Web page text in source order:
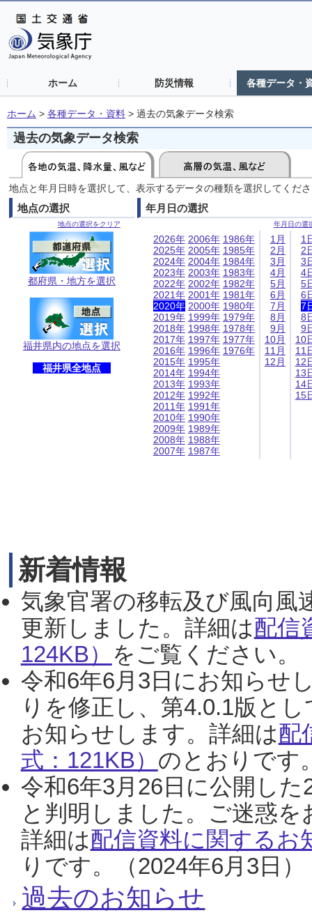
ホーム 防災情報 各種データ・
ホーム > 各種データ・資料 > 過去の気象データ検索
過去の気象データ検索
地点と年月日時を選択して、表示するデータの種類を選択してくだ
地点の選択
地点の選択をクリア
都府県・地方を選択
福井県内の地点を選択
福井県全地点
年月日の選択
年月日の選
2026年
2025年
2024年
2023年
2022年
2021年
2020年
2019年
2018年
2017年
2016年
2015年
2014年
2013年
2012年
2011年
2010年
2009年
2008年
2007年
2006年
2005年
2004年
2003年
2002年
2001年
2000年
1999年
1998年
1997年
1996年
1995年
1994年
1993年
1992年
1991年
1990年
1989年
1988年
1987年
1986年
1985年
1984年
1983年
1982年
1981年
1980年
1979年
1978年
1977年
1976年
1月
2月
3月
4月
5月
6月
7月
8月
9月
10月
11月
12月
1
2
3
4
5
6
7
8
9
10
11
12
13
14
15
新着情報
気象官署の移転及び風向風
更新しました。詳細は配信
124KB） をご覧ください。
令和6年6月3日にお知らせ
りを修正し、第4.0.1版と
お知らせします。詳細は配
式：121KB） のとおりです
令和6年3月26日に公開し
と判明しました。ご迷惑
詳細は配信資料に関するお
りです。（2024年6月3日）
過去のお知らせ